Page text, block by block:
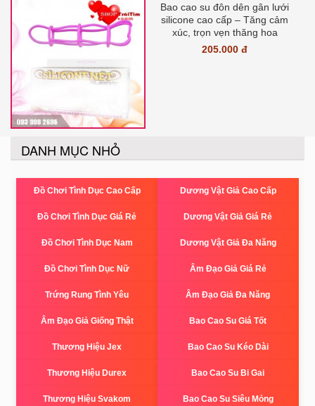
Bao cao su đôn dên gân lưới
silicone cao cấp – Tăng cảm
xúc, trọn vẹn thăng hoa
205.000 đ
DANH MỤC NHỎ
Đồ Chơi Tình Dục Cao Cấp Dương Vật Giả Cao Cấp
Đồ Chơi Tình Dục Giá Rẻ Dương Vật Giả Giá Rẻ
Đồ Chơi Tình Dục Nam Dương Vật Giả Đa Năng
Đồ Chơi Tình Dục Nữ Âm Đạo Giả Giá Rẻ
Trứng Rung Tình Yêu Âm Đạo Giả Đa Năng
Âm Đạo Giả Giống Thật Bao Cao Su Giá Tốt
Thương Hiệu Jex Bao Cao Su Kéo Dài
Thương Hiệu Durex Bao Cao Su Bi Gai
Thương Hiệu Svakom Bao Cao Su Siêu Mỏng